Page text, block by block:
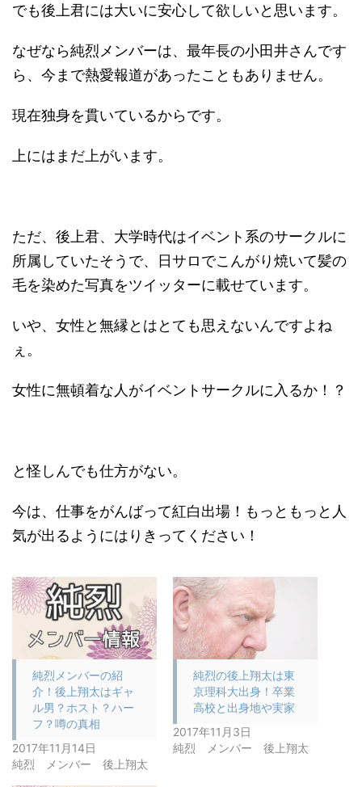
でも後上君には大いに安心して欲しいと思います。
なぜなら純烈メンバーは、最年長の小田井さんです
ら、今まで熱愛報道があったこともありません。
現在独身を貫いているからです。
上にはまだ上がいます。
ただ、後上君、大学時代はイベント系のサークルに
所属していたそうで、日サロでこんがり焼いて髪の
毛を染めた写真をツイッターに載せています。
いや、女性と無縁とはとても思えないんですよね
ぇ。
女性に無頓着な人がイベントサークルに入るか！？
と怪しんでも仕方がない。
今は、仕事をがんばって紅白出場！もっともっと人
気が出るようにはりきってください！
純烈メンバーの紹
介！後上翔太はギャ
ル男？ホスト？ハー
フ？噂の真相
2017年11月14日
純烈 メンバー 後上翔太
純烈の後上翔太は東
京理科大出身！卒業
高校と出身地や実家
2017年11月3日
純烈 メンバー 後上翔太